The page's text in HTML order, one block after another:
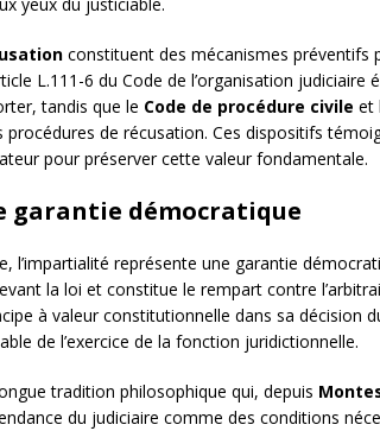
constituent des mécanismes préventifs
L.111-6 du Code de l’organisation judiciaire
tandis que le Code de procédure civile et
procédures de récusation. Ces dispositifs
pour préserver cette valeur fondamentale.
garantie démocratique
l’impartialité représente une garantie
la loi et constitue le rempart contre
à valeur constitutionnelle dans sa décision
de l’exercice de la fonction juridictionnelle.
tradition philosophique qui, depuis
du judiciaire comme des conditions